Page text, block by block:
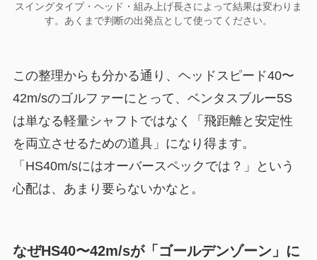
スイングタイプ・ヘッド・組み上げ長さによって結果は変わりま
す。あくまで判断の出発点として使ってください。
この整理からも分かる通り、ヘッドスピード40〜
42m/sのゴルファーにとって、ベンタスブルー5S
は単なる軽量シャフトではなく「飛距離と安定性
を両立させるための道具」になり得ます。
「HS40m/sにはオーバースペックでは？」という
心配は、あまり要らないかなと。
なぜHS40〜42m/sが「ゴールデンゾーン」に